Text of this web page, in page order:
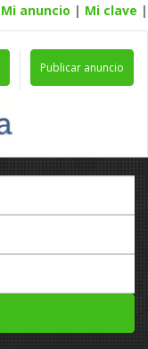
Mi anuncio | Mi clave |
Publicar anuncio